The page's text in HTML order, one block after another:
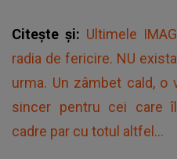
Citește și: Ultimele
radia de fericire. NU
urma. Un zâmbet cald, o
sincer pentru cei care
cadre par cu totul altfel...